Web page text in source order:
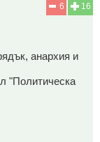
16
6
анархия и
"Политическа